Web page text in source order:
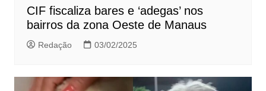
CIF fiscaliza bares e ‘adegas’ nos
bairros da zona Oeste de Manaus
Redação 03/02/2025